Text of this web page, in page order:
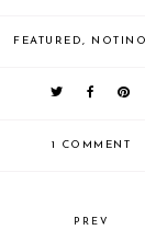
FEATURED,
1 COMMENT
PREV